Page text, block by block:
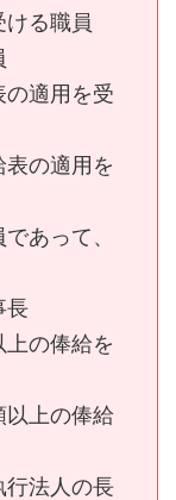
る職員
適用を受
の適用を
あって、
長
の俸給を
上の俸給
行法人の長